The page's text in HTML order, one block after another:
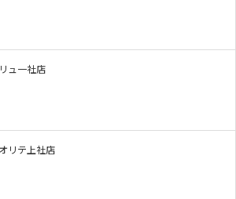
ュ一社店
リテ上社店